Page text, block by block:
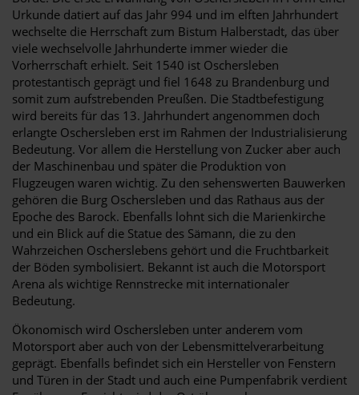
Urkunde datiert auf das Jahr 994 und im elften Jahrhundert
wechselte die Herrschaft zum Bistum Halberstadt, das über
viele wechselvolle Jahrhunderte immer wieder die
Vorherrschaft erhielt. Seit 1540 ist Oschersleben
protestantisch geprägt und fiel 1648 zu Brandenburg und
somit zum aufstrebenden Preußen. Die Stadtbefestigung
wird bereits für das 13. Jahrhundert angenommen doch
erlangte Oschersleben erst im Rahmen der Industrialisierung
Bedeutung. Vor allem die Herstellung von Zucker aber auch
der Maschinenbau und später die Produktion von
Flugzeugen waren wichtig. Zu den sehenswerten Bauwerken
gehören die Burg Oschersleben und das Rathaus aus der
Epoche des Barock. Ebenfalls lohnt sich die Marienkirche
und ein Blick auf die Statue des Sämann, die zu den
Wahrzeichen Oscherslebens gehört und die Fruchtbarkeit
der Böden symbolisiert. Bekannt ist auch die Motorsport
Arena als wichtige Rennstrecke mit internationaler
Bedeutung.
Ökonomisch wird Oschersleben unter anderem vom
Motorsport aber auch von der Lebensmittelverarbeitung
geprägt. Ebenfalls befindet sich ein Hersteller von Fenstern
und Türen in der Stadt und auch eine Pumpenfabrik verdient